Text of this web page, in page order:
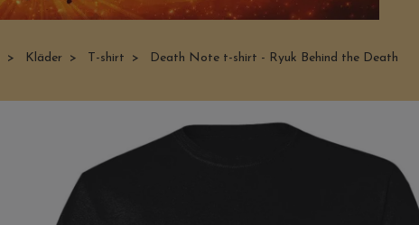
Kläder T-shirt Death Note t-shirt - Ryuk Behind the Death